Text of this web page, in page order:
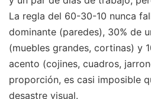
La regla del 60-30-10 nunca
dominante (paredes), 30% de
(muebles grandes, cortinas) y
acento (cojines, cuadros,
proporción, es casi imposible
desastre visual.